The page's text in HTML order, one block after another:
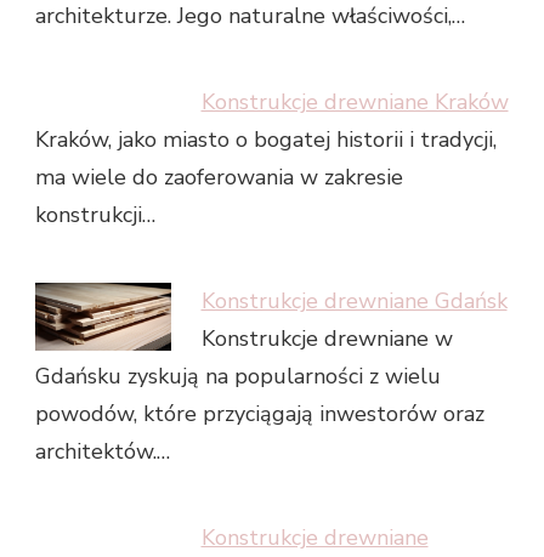
architekturze. Jego naturalne właściwości,…
Konstrukcje drewniane Kraków
Kraków, jako miasto o bogatej historii i tradycji,
ma wiele do zaoferowania w zakresie
konstrukcji…
Konstrukcje drewniane Gdańsk
Konstrukcje drewniane w
Gdańsku zyskują na popularności z wielu
powodów, które przyciągają inwestorów oraz
architektów.…
Konstrukcje drewniane